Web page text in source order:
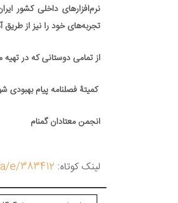
نرم‌افزارهای داخلی کشور
تجربه‌های خود را نیز از طریق
از تمامی دوستانی که در تهیه
کمیتۀ فصلنامه پیام بهبودی
انجمن معتادان گمنام
لینک کوتاه: e/383412